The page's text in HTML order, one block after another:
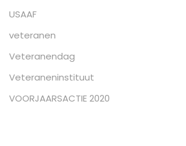
USAAF
veteranen
Veteranendag
Veteraneninstituut
VOORJAARSACTIE 2020